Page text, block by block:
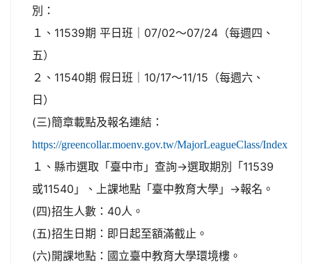
別：
１、11539期 平日班｜07/02～07/24（每週四、
五）
２、11540期 假日班｜10/17～11/15（每週六、
日）
(三)簡章載點及報名連結：
https://greencollar.moenv.gov.tw/MajorLeagueClass/Index
１、縣市選取「臺中市」查詢→選取期別「11539
或11540」、上課地點「臺中教育大學」→報名。
(四)招生人數：40人。
(五)招生日期：即日起至額滿截止。
(六)開課地點：國立臺中教育大學環境樓。